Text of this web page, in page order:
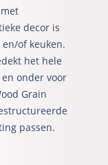
decor is
of keuken.
het hele
onder voor
Grain
passen.